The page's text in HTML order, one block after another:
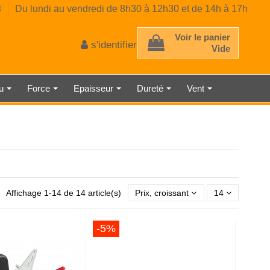
Du lundi au vendredi de 8h30 à 12h30 et de 14h à 17h
Voir le panier
Vide
s'identifier
Force Epaisseur Dureté Vent
Affichage 1-14 de 14 article(s) Prix, croissant 14
-5%